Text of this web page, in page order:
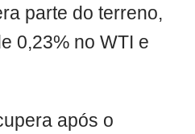
parte do terreno,
0,23% no WTI e
após o